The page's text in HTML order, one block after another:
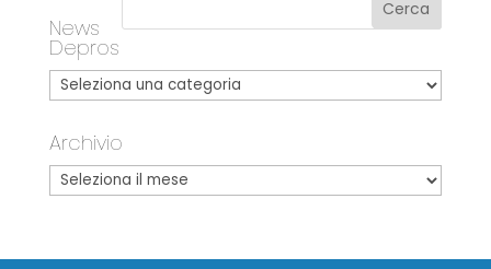
News
Depros
Archivio